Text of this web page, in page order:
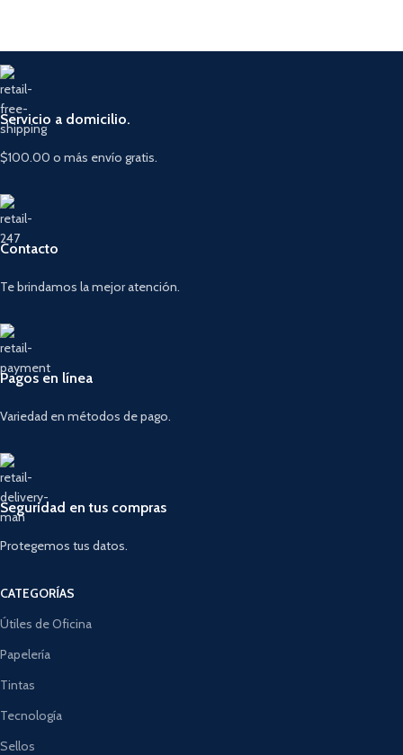
Servicio a domicilio.
$100.00 o más envío gratis.
Contacto
Te brindamos la mejor atención.
Pagos en línea
Variedad en métodos de pago.
Seguridad en tus compras
Protegemos tus datos.
CATEGORÍAS
Útiles de Oficina
Papelería
Tintas
Tecnología
Sellos